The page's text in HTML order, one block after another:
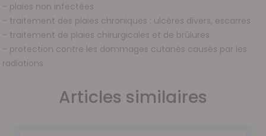
- plaies non infectées
- traitement des plaies chroniques : ulcères divers, escarres
- traitement de plaies chirurgicales et de brûlures
- protection contre les dommages cutanés causés par les
radiations
Articles similaires